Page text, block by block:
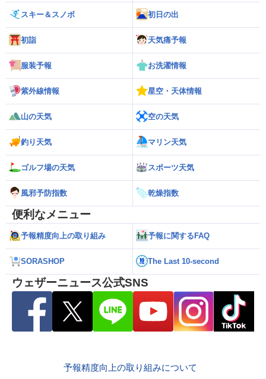
スキー＆スノボ 初日の出
初詣 天気痛予報
服装予報 お洗濯情報
紫外線情報 星空・天体情報
山の天気 空の天気
釣り天気 マリン天気
ゴルフ場の天気 スポーツ天気
風邪予防指数 乾燥指数
便利なメニュー
予報精度向上の取り組み 予報に関するFAQ
SORASHOP The Last 10-second
ウェザーニュース公式SNS
予報精度向上の取り組みについて